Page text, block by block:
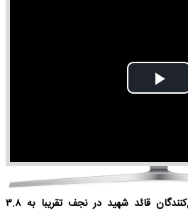
Play
الحشد الشعبی: تعداد تشییع‌کنندگان قائد شهید در نجف تقریبا به ۳.۸